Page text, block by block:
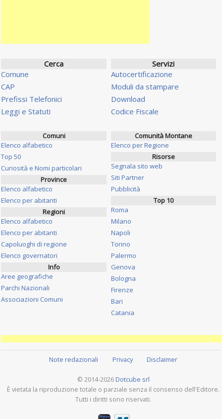
Cerca
Comune
CAP
Prefissi Telefonici
Leggi e Statuti
Servizi
Autocertificazione
Moduli da stampare
Download
Codice Fiscale
Comuni
Elenco alfabetico
Top 50
Curiosità e Nomi particolari
Province
Elenco alfabetico
Elenco per abitanti
Regioni
Elenco alfabetico
Elenco per abitanti
Capoluoghi di regione
Elenco governatori
Info
Aree geografiche
Parchi Nazionali
Associazioni Comuni
Comunità Montane
Elenco per Regione
Risorse
Segnala sito web
Siti Partner
Pubblicità
Top 10
Roma
Milano
Napoli
Torino
Palermo
Genova
Bologna
Firenze
Bari
Catania
Note redazionali Privacy Disclaimer
© 2014-2026 Dotcube srl
È vietata la riproduzione totale o parziale senza il consenso dell'Editore.
Tutti i diritti sono riservati.